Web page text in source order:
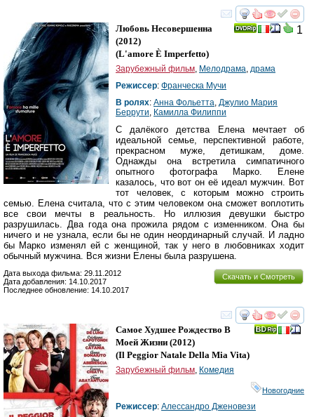
смотреть
1
Любовь Несовершенна
(2012)
(L'amore È Imperfetto)
Зарубежный фильм, Мелодрама, драма
Режиссер: Франческа Мучи
В ролях: Анна Фольетта, Джулио Мария
Беррути, Камилла Филиппи
С далёкого детства Елена мечтает об
идеальной семье, перспективной работе,
прекрасном муже, детишкам, доме.
Однажды она встретила симпатичного
опытного фотографа Марко. Елене
казалось, что вот он её идеал мужчин. Вот
тот человек, с которым можно строить
семью. Елена считала, что с этим человеком она сможет воплотить
все свои мечты в реальность. Но иллюзия девушки быстро
разрушилась. Два года она прожила рядом с изменником. Она бы
ничего и не узнала, если бы не один неординарный случай. И ладно
бы Марко изменял ей с женщиной, так у него в любовниках ходит
обычный мужчина. Вся жизни Елены была разрушена.
Скачать и Смотреть
Дата выхода фильма: 29.11.2012
Дата добавления: 14.10.2017
Последнее обновление: 14.10.2017
смотреть
Самое Худшее Рождество В
Моей Жизни (2012)
(Il Peggior Natale Della Mia Vita)
Зарубежный фильм Комедия
Новогодние
Режиссер: Алессандро Дженовези